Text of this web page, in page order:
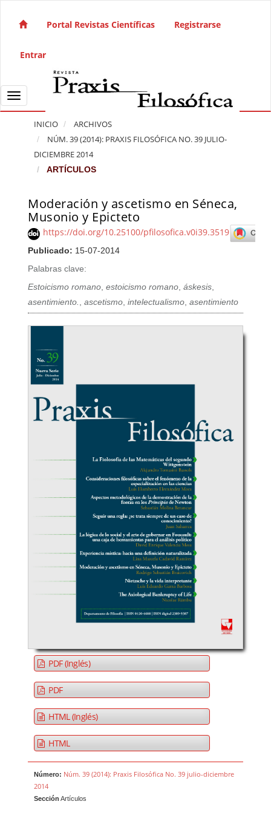
Navegación principal
Barra lateral
Portal Revistas Científicas Registrarse
Entrar
Toggle navigation
INICIO
ARCHIVOS
NÚM. 39 (2014): PRAXIS FILOSÓFICA NO. 39 JULIO-
DICIEMBRE 2014
ARTÍCULOS
Moderación y ascetismo en Séneca,
Musonio y Epicteto
https://doi.org/10.25100/pfilosofica.v0i39.3519
Publicado: 15-07-2014
Palabras clave:
Estoicismo romano,estoicismo romano,áskesis,
asentimiento.,ascetismo,intelectualismo,asentimiento
Barra lateral del artículo
PDF (Inglés)
PDF
HTML (Inglés)
HTML
Número: Núm. 39 (2014): Praxis Filosófica No. 39 julio-diciembre
2014
Sección Artículos